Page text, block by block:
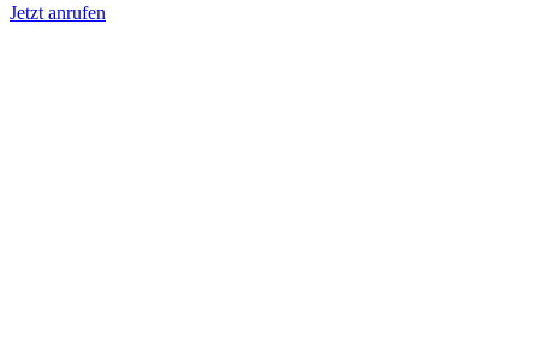
Jetzt anrufen